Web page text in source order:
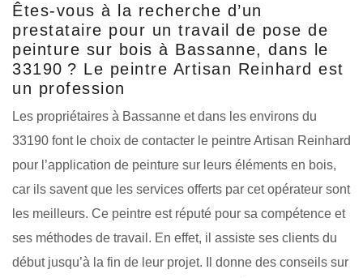
Êtes-vous à la recherche d’un
prestataire pour un travail de pose de
peinture sur bois à Bassanne, dans le
33190 ? Le peintre Artisan Reinhard est
un profession
Les propriétaires à Bassanne et dans les environs du
33190 font le choix de contacter le peintre Artisan Reinhard
pour l’application de peinture sur leurs éléments en bois,
car ils savent que les services offerts par cet opérateur sont
les meilleurs. Ce peintre est réputé pour sa compétence et
ses méthodes de travail. En effet, il assiste ses clients du
début jusqu’à la fin de leur projet. Il donne des conseils sur